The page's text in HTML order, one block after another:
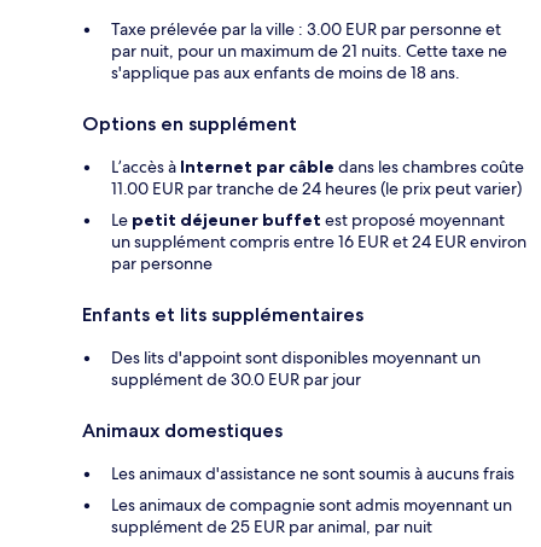
Taxe prélevée par la ville : 3.00 EUR par personne et
par nuit, pour un maximum de 21 nuits. Cette taxe ne
s'applique pas aux enfants de moins de 18 ans.
Options en supplément
L’accès à Internet par câble dans les chambres coûte
11.00 EUR par tranche de 24 heures (le prix peut varier)
Le petit déjeuner buffet est proposé moyennant
un supplément compris entre 16 EUR et 24 EUR environ
par personne
Enfants et lits supplémentaires
Des lits d'appoint sont disponibles moyennant un
supplément de 30.0 EUR par jour
Animaux domestiques
Les animaux d'assistance ne sont soumis à aucuns frais
Les animaux de compagnie sont admis moyennant un
supplément de 25 EUR par animal, par nuit